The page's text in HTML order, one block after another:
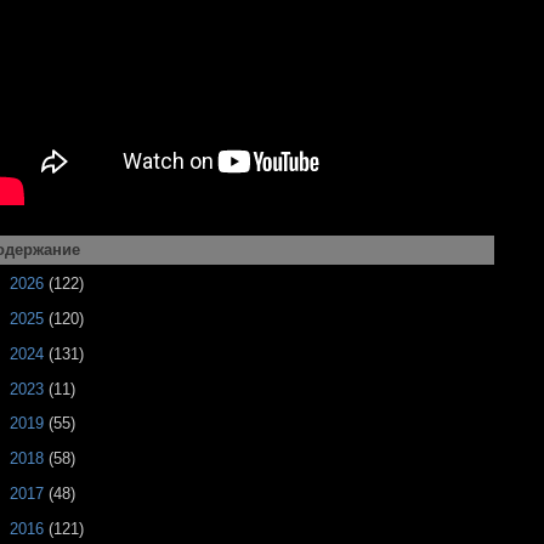
2026(122)
2025(120)
2024(131)
2023(11)
2019(55)
2018(58)
2017(48)
2016(121)